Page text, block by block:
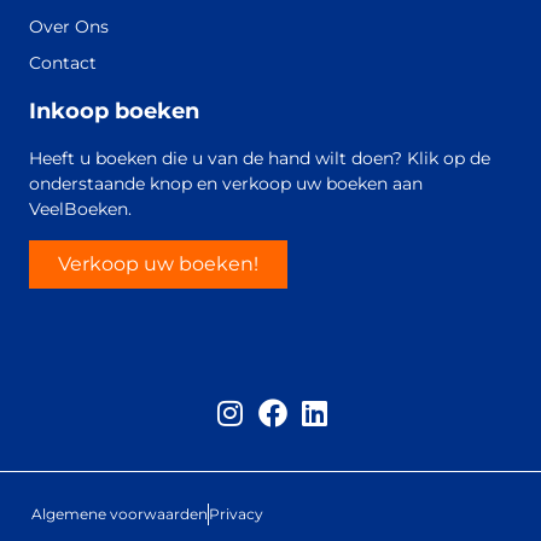
Over Ons
Contact
Inkoop boeken
Heeft u boeken die u van de hand wilt doen? Klik op de
onderstaande knop en verkoop uw boeken aan
VeelBoeken.
Verkoop uw boeken!
Algemene voorwaarden Privacy